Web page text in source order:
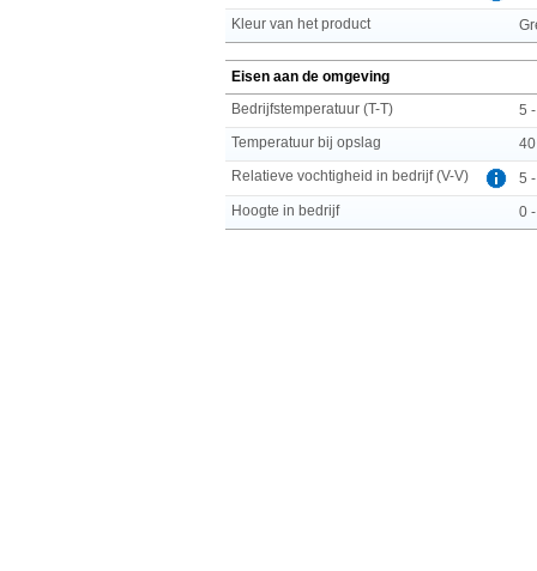
Kleur van het product
Eisen aan de omgeving
Bedrijfstemperatuur (T-T)
5
Temperatuur bij opslag
Relatieve vochtigheid in bedrijf (V-V)
5
Hoogte in bedrijf
0